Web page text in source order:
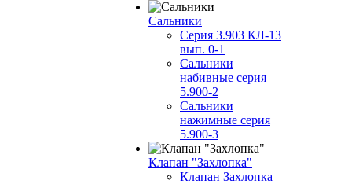
Сальники
Серия 3.903 КЛ-13
вып. 0-1
Сальники
набивные серия
5.900-2
Сальники
нажимные серия
5.900-3
Клапан "Захлопка"
Клапан Захлопка